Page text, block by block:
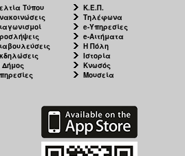
Τύπου
Δήμος
Κ.Ε.Π.
Τηλέφωνα
e-Υπηρεσίες
e-Αιτήματα
Η Πόλη
Ιστορία
Κνωσός
Μουσεία